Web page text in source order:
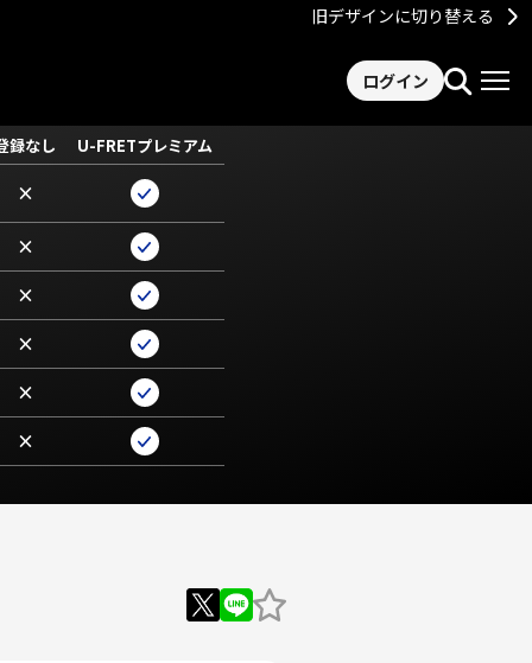
旧デザインに切り替える
ログイン
録なし U-FRETプレミアム
×
×
×
×
×
×